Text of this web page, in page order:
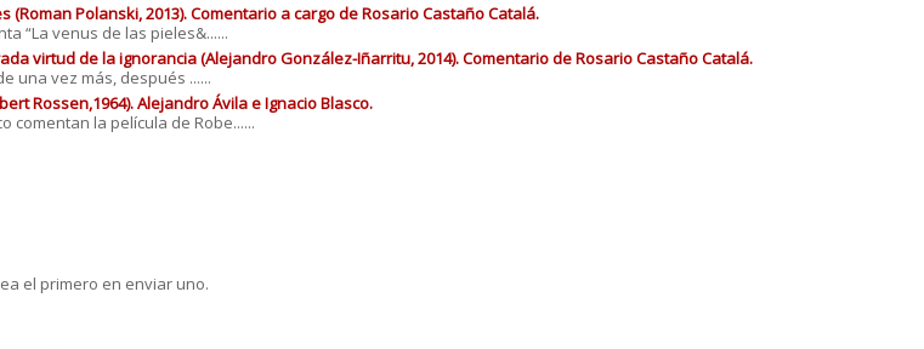
(Roman Polanski, 2013). Comentario a cargo de Rosario Castaño Catalá.
“La venus de las pieles&......
virtud de la ignorancia (Alejandro González-Iñarritu, 2014). Comentario de Rosario Castaño Catalá.
una vez más, después ......
Rossen,1964). Alejandro Ávila e Ignacio Blasco.
comentan la película de Robe......
el primero en enviar uno.